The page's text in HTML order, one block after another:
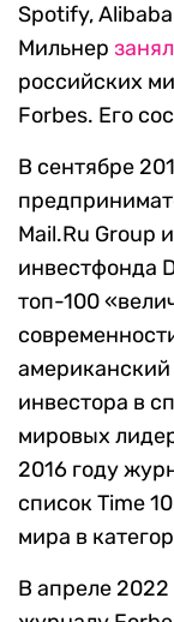
Spotify,
Мильнер занял
российских
Forbes. Его
В сентябре
Mail.Ru Group
инвестфонда
топ-100
инвестора в
мировых
2016 году
список Time
мира в
В апреле